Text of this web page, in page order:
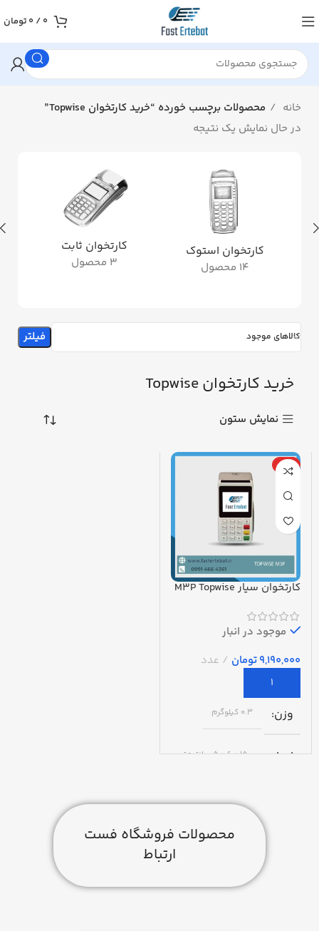
0
/
0 تومان
خانه
محصولات برچسب خورده “خرید کارتخوان Topwise”
در حال نمایش یک نتیجه
کارتخوان استوک
14 محصول
کارتخوان ثابت
3 محصول
کالاهای موجود فیلتر
خرید کارتخوان Topwise
نمایش ستون
ویژه
کارتخوان سیار M3P Topwise
موجود در انبار
تومان
وزن 0.3 کیلوگرم
ابعاد 15 × 6 × 5 سانتیمتر
محصولات فروشگاه فست
ارتباط